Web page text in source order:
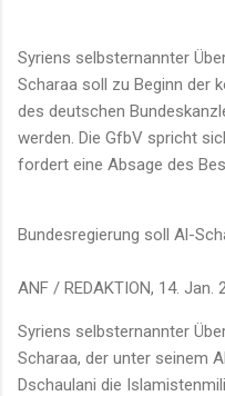
Syriens selbsternannter
Scharaa soll zu Beginn der
des deutschen
werden. Die GfbV spricht
fordert eine Absage des
Bundesregierung soll Al-
ANF / REDAKTION, 14. Jan.
Syriens selbsternannter
Scharaa, der unter seinem
Dschaulani die